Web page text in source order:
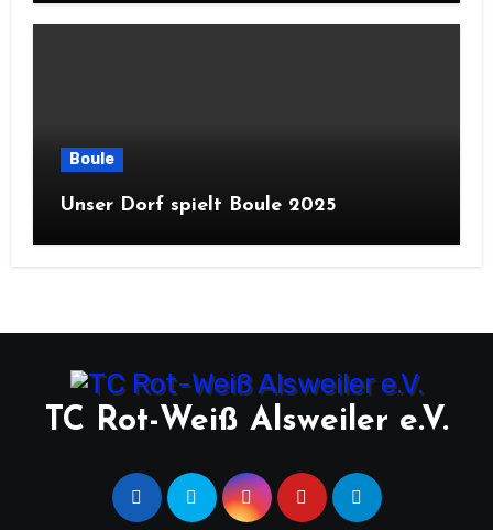
Boule
Unser Dorf spielt Boule 2025
TC Rot-Weiß Alsweiler e.V.